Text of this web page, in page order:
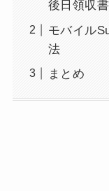
後日領収
モバイル
法
まとめ